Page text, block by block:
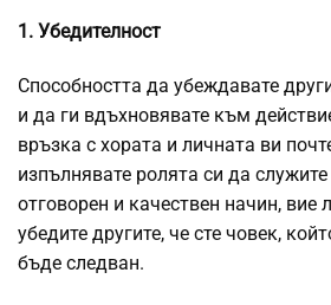
1. Убедителност
Способността да убеждавате
и да ги вдъхновявате към
връзка с хората и личната ви
изпълнявате ролята си да
отговорен и качествен начин, вие
убедите другите, че сте човек,
бъде следван.